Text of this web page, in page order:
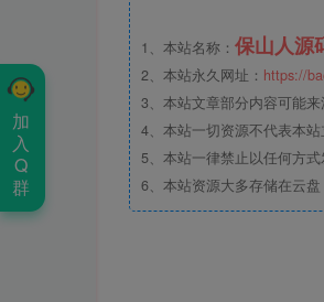
1、本站名称： 保山人源
2、本站永久网址： https://
3、本站文章部分内容可能
4、本站一切资源不代表本
5、本站一律禁止以任何方
6、本站资源大多存储在云
加
入
Q
群